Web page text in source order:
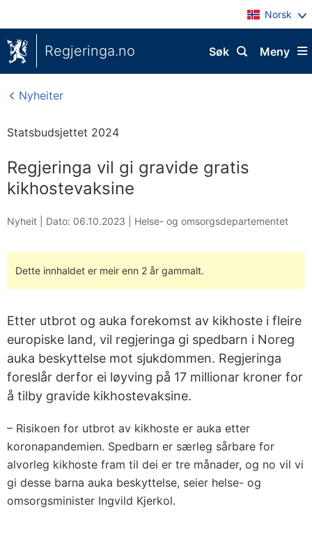
Norsk
Regjeringa.no Meny
Søk
Nyheiter
Statsbudsjettet 2024
Regjeringa vil gi gravide gratis
kikhostevaksine
Nyheit | Dato: 06.10.2023 Helse- og omsorgsdepartementet
Dette innhaldet er meir enn 2 år gammalt.
Etter utbrot og auka forekomst av kikhoste i fleire
europiske land, vil regjeringa gi spedbarn i Noreg
auka beskyttelse mot sjukdommen. Regjeringa
foreslår derfor ei løyving på 17 millionar kroner for
å tilby gravide kikhostevaksine.
– Risikoen for utbrot av kikhoste er auka etter
koronapandemien. Spedbarn er særleg sårbare for
alvorleg kikhoste fram til dei er tre månader, og no vil vi
gi desse barna auka beskyttelse, seier helse- og
omsorgsminister Ingvild Kjerkol.